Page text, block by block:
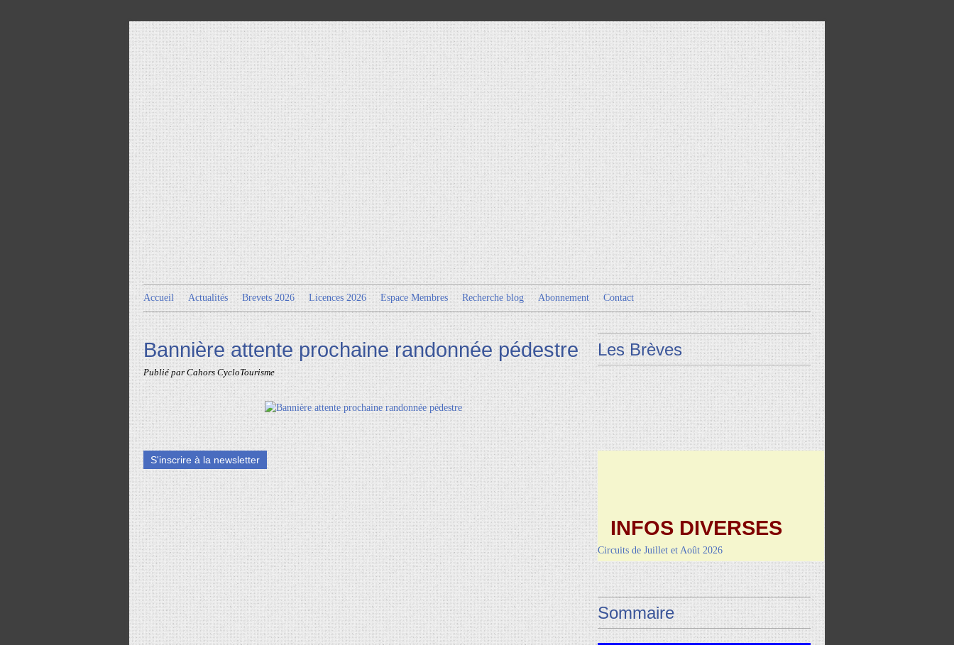
Accueil Actualités Brevets 2026 Licences 2026 Espace Membres Recherche blog Abonnement Contact
Bannière attente prochaine randonnée pédestre
Publié par Cahors CycloTourisme
S'inscrire à la newsletter
Les Brèves
INFOS DIVERSES
Vendredi 4 septembre-RANDO/REPAS de Montcuq
Sommaire